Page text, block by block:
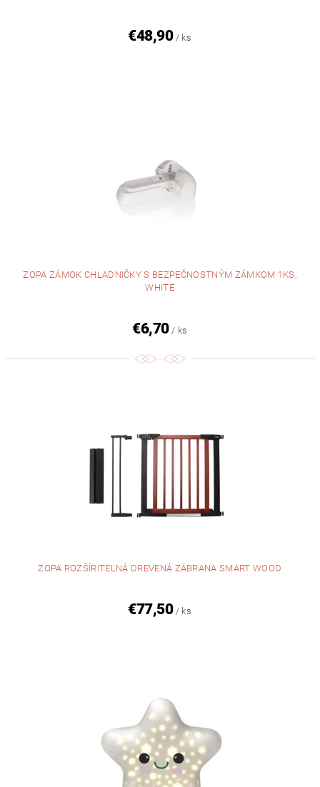
€48,90 / ks
ZOPA ZÁMOK CHLADNIČKY S BEZPEČNOSTNÝM ZÁMKOM 1KS,
WHITE
€6,70 / ks
ZOPA ROZŠÍRITEĽNÁ DREVENÁ ZÁBRANA SMART WOOD
€77,50 / ks